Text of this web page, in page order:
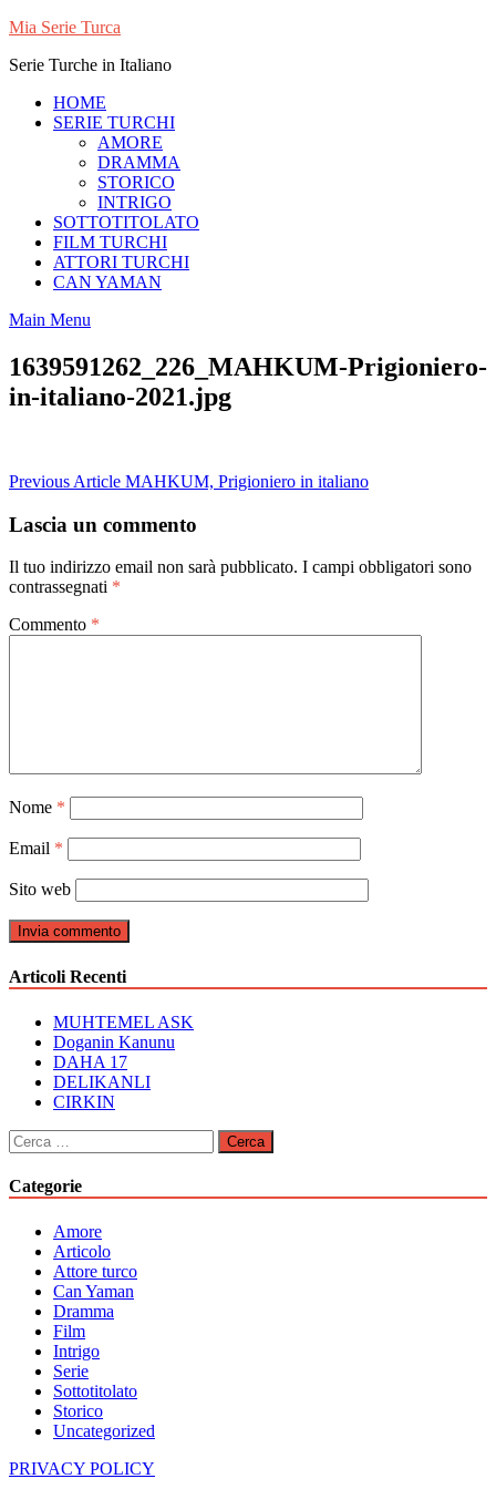
Skip
content
Mia Serie Turca
Serie Turche in Italiano
HOME
SERIE TURCHI
AMORE
DRAMMA
STORICO
INTRIGO
SOTTOTITOLATO
FILM TURCHI
ATTORI TURCHI
CAN YAMAN
Main Menu
1639591262_226_MAHKUM-Prigioniero-
in-italiano-2021.jpg
Navigazione
articoli
Previous Article MAHKUM, Prigioniero in italiano
Lascia un commento
Il tuo indirizzo email non sarà pubblicato. I campi obbligatori sono
contrassegnati *
Commento *
Nome *
Email *
Sito web
Articoli Recenti
MUHTEMEL ASK
Doganin Kanunu
DAHA 17
DELIKANLI
CIRKIN
Ricerca
per:
Categorie
Amore
Articolo
Attore turco
Can Yaman
Dramma
Film
Intrigo
Serie
Sottotitolato
Storico
Uncategorized
PRIVACY POLICY